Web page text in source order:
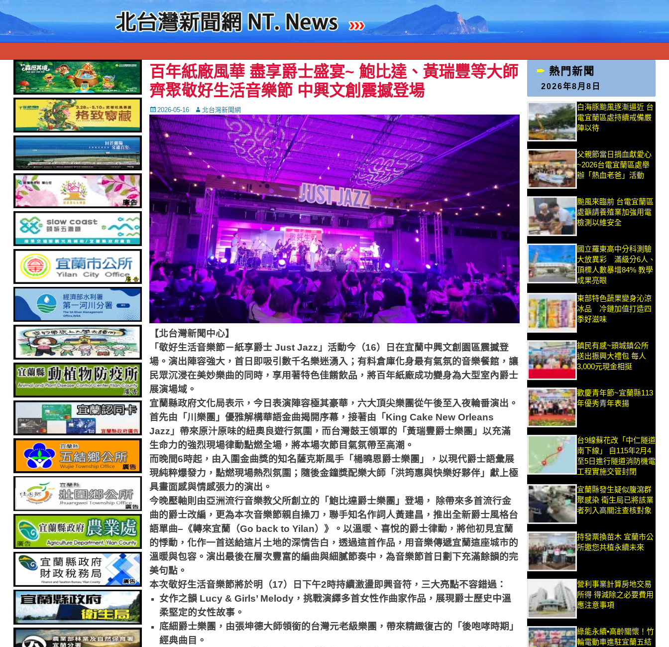
百年紙廠風華 盡享爵士盛宴~ 鮑比達、黃瑞豐等大師
齊聚敬好生活音樂節 中興文創震撼登場
Posted
on
2026-05-16 Autor北台灣新聞網
【北台灣新聞中心】
「敬好生活音樂節－紙享爵士 Just Jazz」活動今（16）日在宜蘭中興文創園區震撼登
場。演出陣容強大，首日即吸引數千名樂迷湧入；有料倉庫化身最有氣氛的音樂餐館，讓
民眾沉浸在美妙樂曲的同時，享用著特色佳餚飲品，將百年紙廠成功變身為大型室內爵士
展演場域。
宜蘭縣政府文化局表示，今日表演陣容極其豪華，六大頂尖樂團從午後至入夜輪番演出。
首先由「川樂團」優雅解構華語金曲揭開序幕，接著由「King Cake New Orleans
Jazz」帶來原汁原味的紐奧良遊行氛圍，而台灣鼓王領軍的「黃瑞豐爵士樂團」以充滿
生命力的強烈現場律動點燃全場，將本場次節目氣氛帶至高潮。
而晚間6時起，由入圍金曲獎的知名薩克斯風手「楊曉恩爵士樂團」，以現代爵士語彙展
現純粹爆發力，點燃現場熱烈氛圍；隨後金鐘獎配樂大師「洪筠惠與快樂好夥伴」獻上極
具畫面感與情感張力的演出。
今晚壓軸則由亞洲流行音樂教父所創立的「鮑比達爵士樂團」登場， 除帶來多首流行金
曲的爵士改編，更為本次音樂節親自操刀，聯手知名作詞人黃建昌，推出全新爵士風格台
語單曲–《轉來宜蘭（Go back to Yilan）》。以溫暖、喜悅的爵士律動，將他初見宜蘭
的悸動，化作一首送給這片土地的深情告白，透過這首作品，用音樂傳遞宜蘭這座城市的
溫暖與包容。演出最後在層次豐富的編曲與細膩節奏中，為音樂節首日劃下充滿餘韻的完
美句點。
本次敬好生活音樂節將於明（17）日下午2時持續激盪即興音符，三大亮點不容錯過：
女作之韻 Lucy & Girls’ Melody，挑戰演繹多首女性作曲家作品，展現爵士歷史中溫
柔堅定的女性故事。
底細爵士樂團，由張坤德大師領銜的台灣元老級樂團，帶來精緻復古的「後咆哮時期」
經典曲目。
熱門新聞
2026年8月8日
白海豚颱風逐漸逼近 台
電宜蘭區處持續戒備嚴
陣以待
父親節當日捐血獻愛心
~2026台電宜蘭區處舉
辦「熱血老爸」活動
颱風來臨前 台電宜蘭區
處籲請養殖業加強用電
檢測以維安全
國立羅東高中分科測驗
大放異彩 滿級分6人、
頂標人數暴增84% 教學
成果亮眼
東部特色蔬果變身沁涼
冰品 冷鏈加值打造四
季好滋味
鎮民有感~頭城鎮公所
送出振興大禮包 每人
3,000元現金相挺
歡慶青年節~宜蘭縣113
年優秀青年表揚
台9線蘇花改「中仁隧道
南下線」 自115年2月4
至5日進行隧道消防機電
工程實施交管封閉
宜蘭縣發生疑似腹瀉群
聚感染 衛生局已將該業
者列入高關注查核對象
持發票換苗木 宜蘭市公
所邀您共植永續未來
營利事業計算房地交易
所得 得減除之必要費用
應注意事項
綠能永續•高齡關懷！竹
輪電動車進駐宜蘭五結